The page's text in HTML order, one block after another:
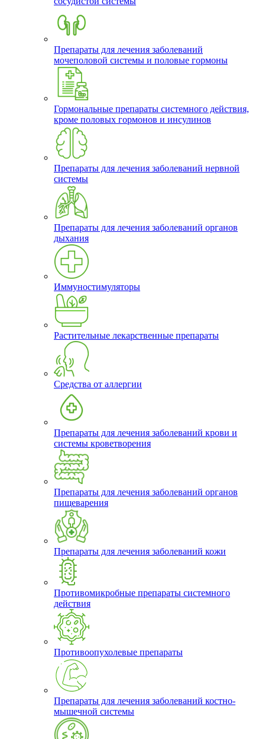
Препараты для лечения заболеваний
мочеполовой системы и половые гормоны
Гормональные препараты системного действия,
кроме половых гормонов и инсулинов
Препараты для лечения заболеваний нервной
системы
Препараты для лечения заболеваний органов
дыхания
Иммуностимуляторы
Растительные лекарственные препараты
Средства от аллергии
Препараты для лечения заболеваний крови и
системы кроветворения
Препараты для лечения заболеваний органов
пищеварения
Препараты для лечения заболеваний кожи
Противомикробные препараты системного
действия
Противоопухолевые препараты
Препараты для лечения заболеваний костно-
мышечной системы